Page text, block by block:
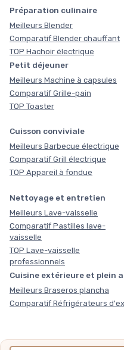
Préparation culinaire
Meilleurs Blender
Comparatif Blender chauffant
TOP Hachoir électrique
Petit déjeuner
Meilleurs Machine à capsules
Comparatif Grille-pain
TOP Toaster
Cuisson conviviale
Meilleurs Barbecue électrique
Comparatif Grill électrique
TOP Appareil à fondue
Nettoyage et entretien
Meilleurs Lave-vaisselle
Comparatif Pastilles lave-
vaisselle
TOP Lave-vaisselle
professionnels
Cuisine extérieure et plein
Meilleurs Braseros plancha
Comparatif Réfrigérateurs